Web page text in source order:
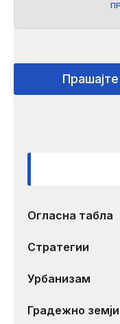
Огласна табла
Стратегии
Урбанизам
Градежно